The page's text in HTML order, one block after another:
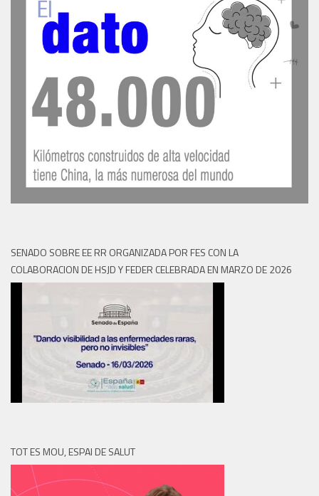
SENADO SOBRE EE RR ORGANIZADA POR FES CON LA
COLABORACION DE HSJD Y FEDER CELEBRADA EN MARZO DE 2026
TOT ES MOU, ESPAI DE SALUT